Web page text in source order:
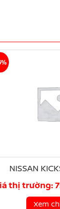
NISSAN
thị trường:
Xem